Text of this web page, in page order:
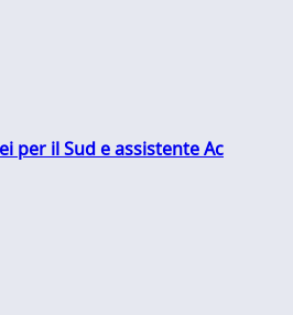
per il Sud e assistente Ac